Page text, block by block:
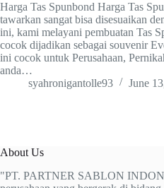
Harga Tas Spunbond Harga Tas
tawarkan sangat bisa disesuaikan
ini, kami melayani pembuatan Tas
cocok dijadikan sebagai souvenir
ini cocok untuk Perusahaan,
anda…
syahronigantolle93
June
About Us
"PT. PARTNER SABLON